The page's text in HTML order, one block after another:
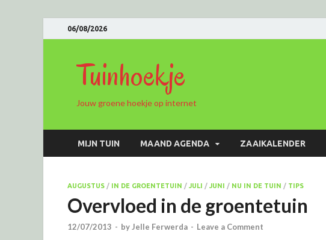
06/08/2026
Tuinhoekje
Jouw groene hoekje op internet
MIJN TUIN MAAND AGENDA ZAAIKALENDER
AUGUSTUS / IN DE GROENTETUIN / JULI / JUNI / NU IN DE TUIN / TIPS
Overvloed in de groentetuin
12/07/2013 - byJelle Ferwerda - Leave a Comment